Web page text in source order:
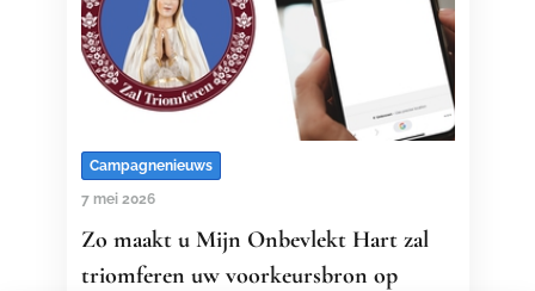
Campagnenieuws
7 mei 2026
Zo maakt u Mijn Onbevlekt Hart zal
triomferen uw voorkeursbron op